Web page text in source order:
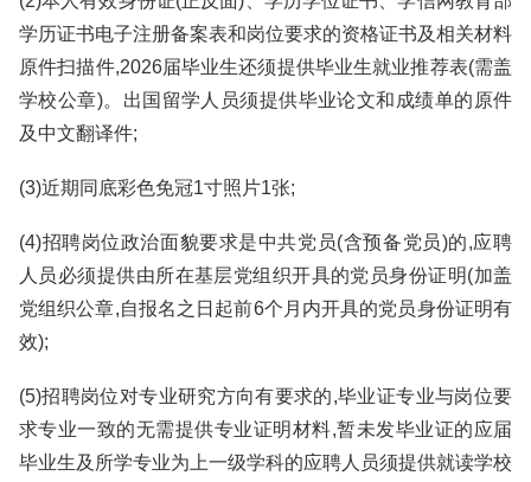
学历证书电子注册备案表和岗位要求的资格证书及相关材料
原件扫描件,2026届毕业生还须提供毕业生就业推荐表(需盖
学校公章)。出国留学人员须提供毕业论文和成绩单的原件
及中文翻译件;
(3)近期同底彩色免冠1寸照片1张;
(4)招聘岗位政治面貌要求是中共党员(含预备党员)的,应聘
人员必须提供由所在基层党组织开具的党员身份证明(加盖
党组织公章,自报名之日起前6个月内开具的党员身份证明有
效);
(5)招聘岗位对专业研究方向有要求的,毕业证专业与岗位要
求专业一致的无需提供专业证明材料,暂未发毕业证的应届
毕业生及所学专业为上一级学科的应聘人员须提供就读学校